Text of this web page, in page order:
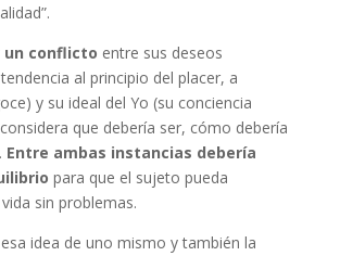
un conflicto entre sus deseos
al principio del placer, a
y su ideal del Yo (su conciencia
que debería ser, cómo debería
Entre ambas instancias debería
para que el sujeto pueda
sin problemas.
idea de uno mismo y también la